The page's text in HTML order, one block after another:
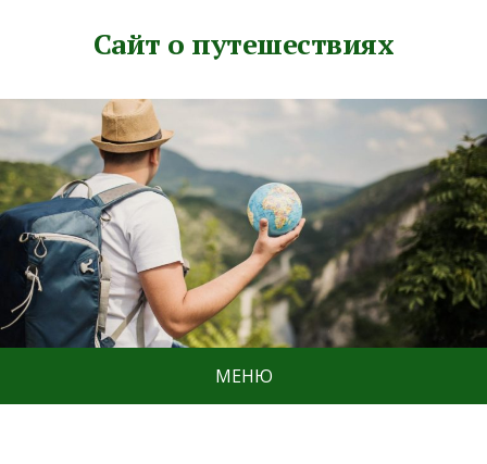
Сайт о путешествиях
МЕНЮ